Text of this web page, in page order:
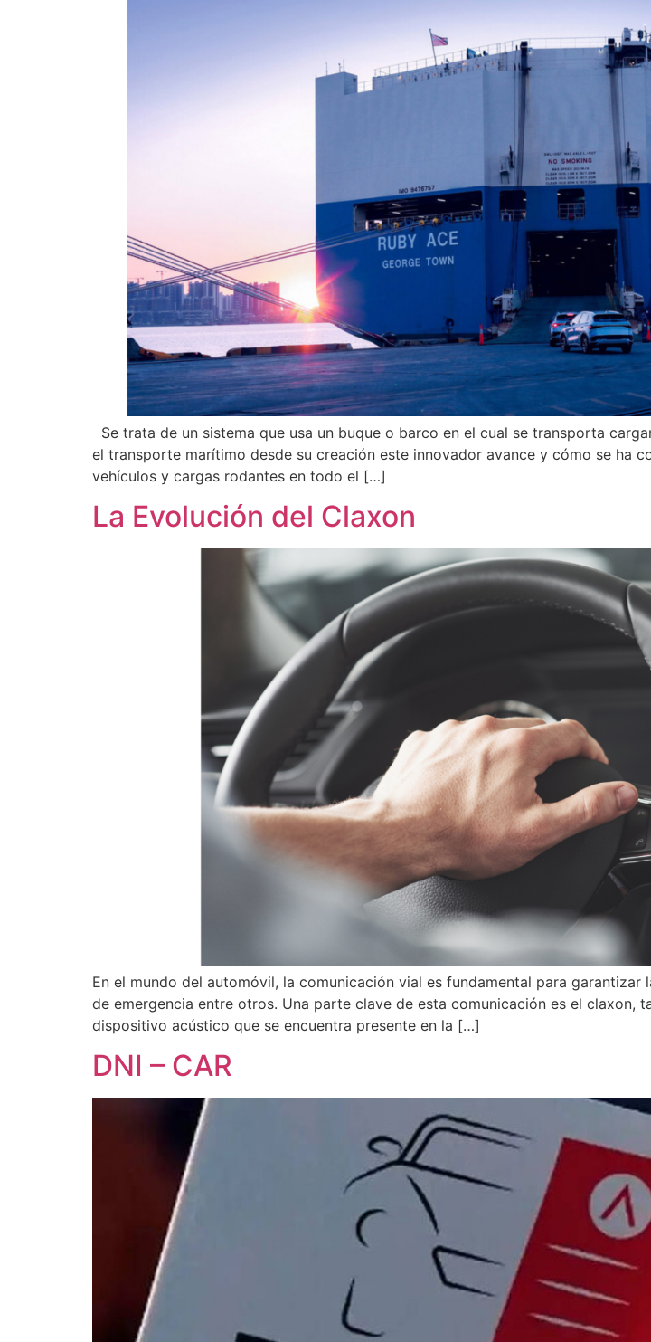
Se trata de un sistema que usa un buque o barco en el cual se transporta
el transporte marítimo desde su creación este innovador avance y cómo se ha
vehículos y cargas rodantes en todo el […]
La Evolución del Claxon
En el mundo del automóvil, la comunicación vial es fundamental para
de emergencia entre otros. Una parte clave de esta comunicación es el claxon,
dispositivo acústico que se encuentra presente en la […]
DNI – CAR